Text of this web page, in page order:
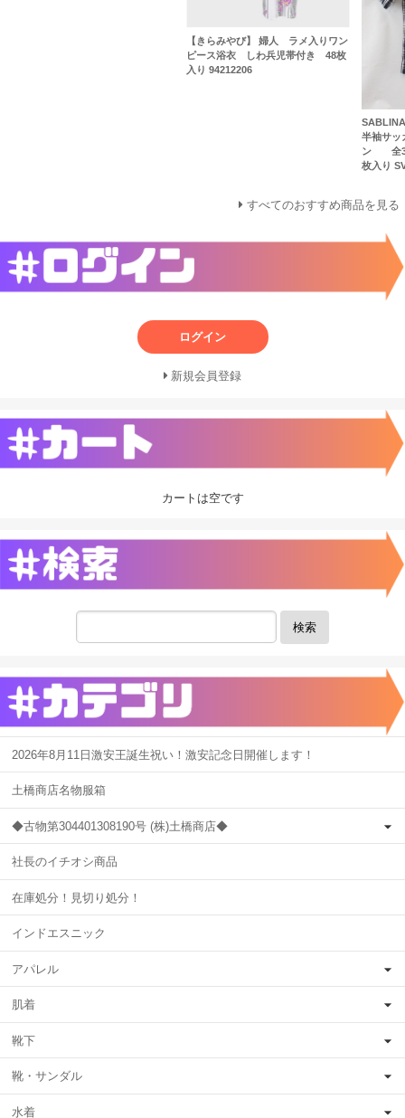
【きらみやび】 婦人 ラメ入りワン
ピース浴衣 しわ兵児帯付き 48枚
入り 94212206
半袖サ
ン 全3
枚入り
すべてのおすすめ商品を見る
ログイン
新規会員登録
カートは空です
検索
2026年8月11日激安王誕生祝い！激安記念日開催します！
土橋商店名物服箱
◆古物第304401308190号 (株)土橋商店◆
社長のイチオシ商品
在庫処分！見切り処分！
インドエスニック
アパレル
肌着
靴下
靴・サンダル
水着